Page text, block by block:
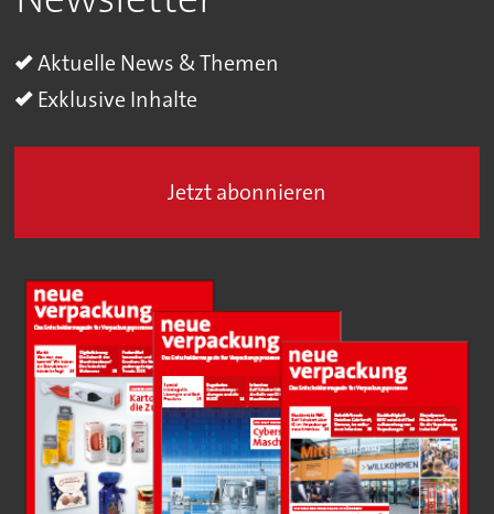
Aktuelle News & Themen
Exklusive Inhalte
Jetzt abonnieren